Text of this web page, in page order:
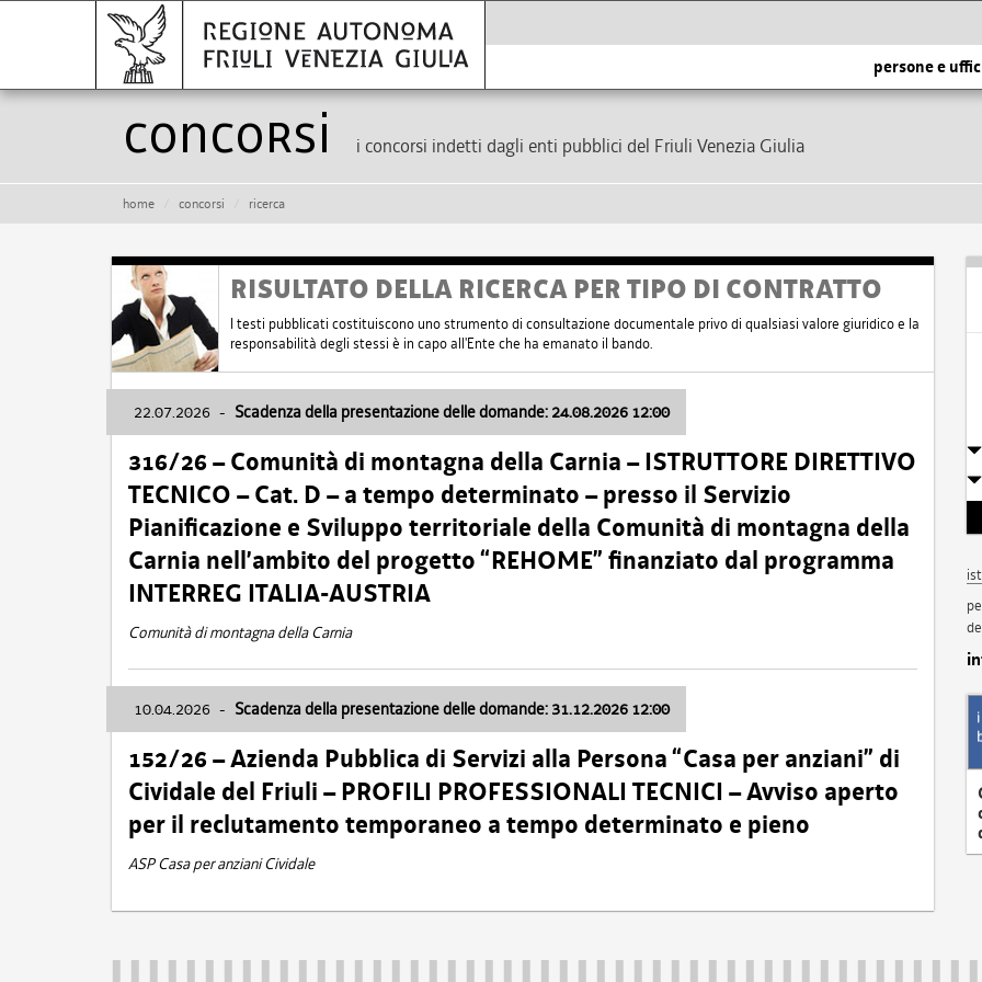
persone e
Concorsi i concorsi indetti dagli enti pubblici del Friuli Venezia Giulia
home concorsi ricerca
RISULTATO DELLA RICERCA PER TIPO DI CONTRATTO
I testi pubblicati costituiscono uno strumento di consultazione documentale privo di qualsiasi valore giuridico e la
responsabilità degli stessi è in capo all'Ente che ha emanato il bando.
22.07.2026 - Scadenza della presentazione delle domande: 24.08.2026 12:00
316/26 – Comunità di montagna della Carnia – ISTRUTTORE DIRETTIVO
TECNICO – Cat. D – a tempo determinato – presso il Servizio
Pianificazione e Sviluppo territoriale della Comunità di montagna della
Carnia nell’ambito del progetto “REHOME” finanziato dal programma
INTERREG ITALIA-AUSTRIA
Comunità di montagna della Carnia
10.04.2026 - Scadenza della presentazione delle domande: 31.12.2026 12:00
152/26 – Azienda Pubblica di Servizi alla Persona “Casa per anziani” di
Cividale del Friuli – PROFILI PROFESSIONALI TECNICI – Avviso aperto
per il reclutamento temporaneo a tempo determinato e pieno
ASP Casa per anziani Cividale